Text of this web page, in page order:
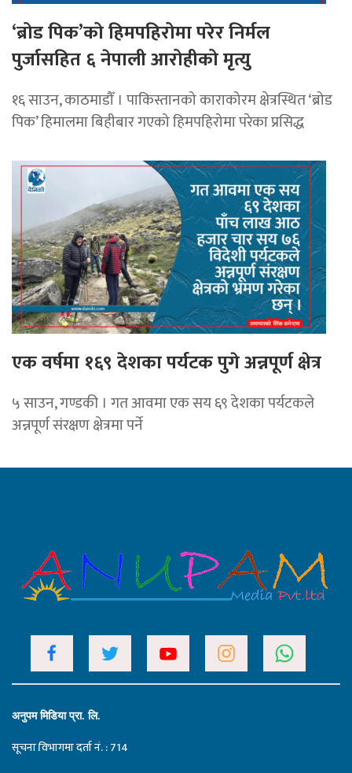
‘ब्रोड पिक’को हिमपहिरोमा परेर निर्मल
पुर्जासहित ६ नेपाली आरोहीको मृत्यु
१६ साउन, काठमाडौँ । पाकिस्तानको काराकोरम क्षेत्रस्थित ‘ब्रोड
पिक’ हिमालमा बिहीबार गएको हिमपहिरोमा परेका प्रसिद्ध
एक वर्षमा १६९ देशका पर्यटक पुगे अन्नपूर्ण क्षेत्र
५ साउन, गण्डकी । गत आवमा एक सय ६९ देशका पर्यटकले
अन्नपूर्ण संरक्षण क्षेत्रमा पर्ने
अनुपम मिडिया प्रा. लि.
सूचना विभागमा दर्ता नं. : 714